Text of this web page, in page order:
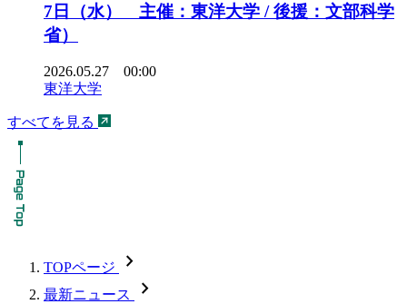
7日（水） 主催：東洋大学 / 後援：文部科学
省）
2026.05.27 00:00
東洋大学
すべてを見る
TOPページ chevron_forward
最新ニュース chevron_forward